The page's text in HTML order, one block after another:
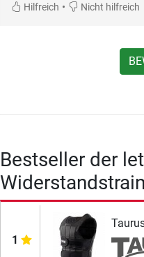
Hilfreich • Nicht hilfreich
Bestseller der
1